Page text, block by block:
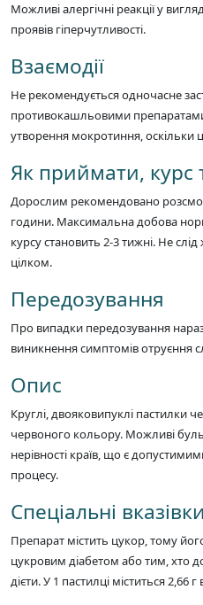
Можливі алергічні реакції у
проявів гіперчутливості.
Взаємодії
Не рекомендується одночасне
противокашльовими
утворення мокротиння, оскільки
Як приймати, курс
Дорослим рекомендовано
години. Максимальна добова
курсу становить 2-3 тижні. Не
цілком.
Передозування
Про випадки передозування
виникнення симптомів отруєння
Опис
Круглі, двояковипуклі пастилки
червоного кольору. Можливі
нерівності країв, що є
процесу.
Спеціальні вказівки
Препарат містить цукор, тому
цукровим діабетом або тим, хто
дієти. У 1 пастилці міститься 2,66